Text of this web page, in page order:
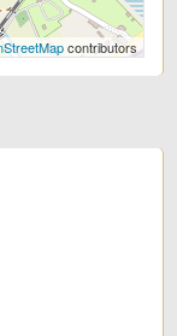
contributors